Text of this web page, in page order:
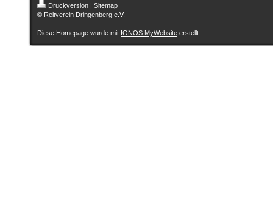
Druckversion | Sitemap
© Reitverein Dringenberg e.V.
Diese Homepage wurde mit IONOS MyWebsite erstellt.